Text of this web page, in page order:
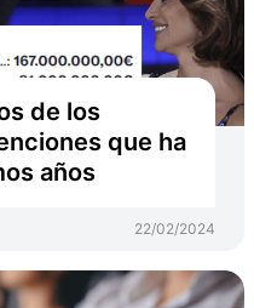
de los
que ha
años
22/02/2024